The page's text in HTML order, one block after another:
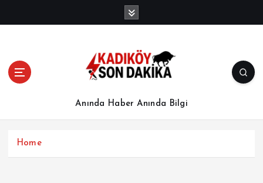
Anında Haber Anında Bilgi
Home